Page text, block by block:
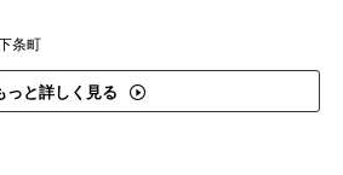
条町
っと詳しく見る